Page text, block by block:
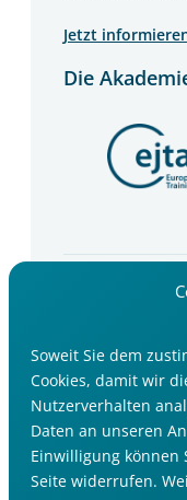
Soweit Sie dem
Cookies, damit wir
Nutzerverhalten
Daten an unseren
Einwilligung können
Seite widerrufen.
Jetzt
Die
Newsletter
Jetzt anmelden